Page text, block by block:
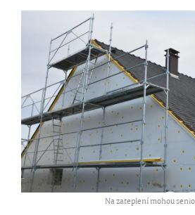
Na zateplení mohou